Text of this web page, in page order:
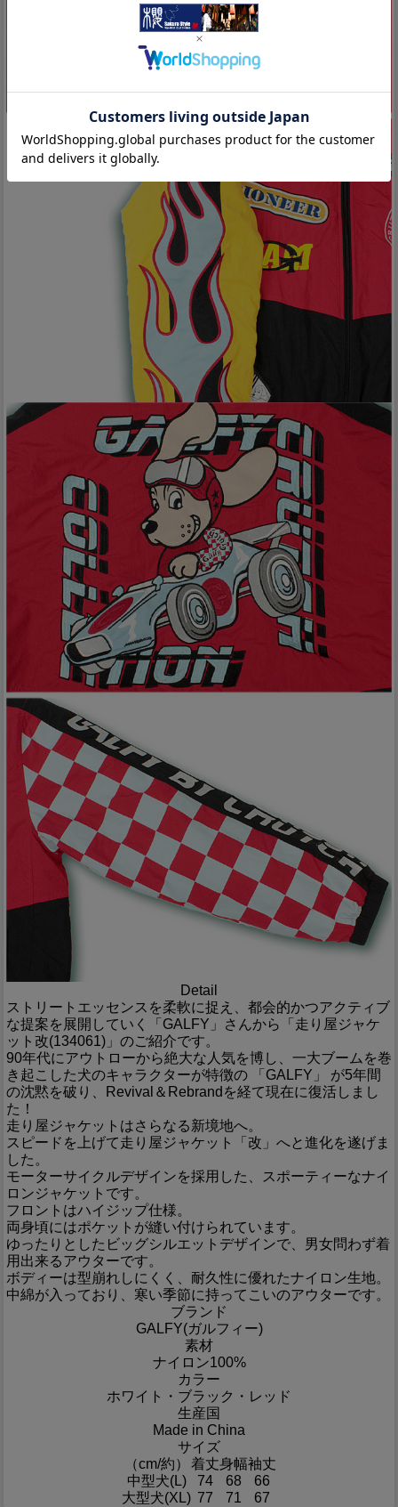
Detail
ストリートエッセンスを柔軟に捉え、都会的かつアクティブ
な提案を展開していく「GALFY」さんから「走り屋ジャケ
ット改(134061)」のご紹介です。
90年代にアウトローから絶大な人気を博し、一大ブームを巻
き起こした犬のキャラクターが特徴の 「GALFY」 が5年間
の沈黙を破り、Revival＆Rebrandを経て現在に復活しまし
た！
走り屋ジャケットはさらなる新境地へ。
スピードを上げて走り屋ジャケット「改」へと進化を遂げま
した。
モーターサイクルデザインを採用した、スポーティーなナイ
ロンジャケットです。
フロントはハイジップ仕様。
両身頃にはポケットが縫い付けられています。
ゆったりとしたビッグシルエットデザインで、男女問わず着
用出来るアウターです。
ボディーは型崩れしにくく、耐久性に優れたナイロン生地。
中綿が入っており、寒い季節に持ってこいのアウターです。
ブランド
GALFY(ガルフィー)
素材
ナイロン100%
カラー
ホワイト・ブラック・レッド
生産国
Made in China
サイズ
（cm/約）
着丈身幅袖丈
中型犬(L)
74 68
66
大型犬(XL) 77 71 67